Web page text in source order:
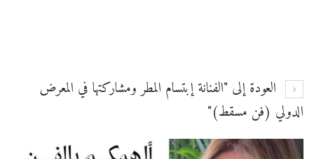
العودة إلى "الفنانة إبتسام المطر ومشاركتها في المعرض
الدولي (فن مسقط)"